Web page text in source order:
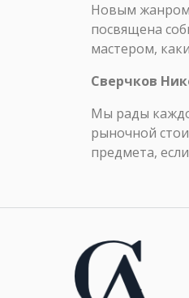
Новым жанром
посвящена
мастером,
Сверчков
Мы рады
рыночной
предмета,